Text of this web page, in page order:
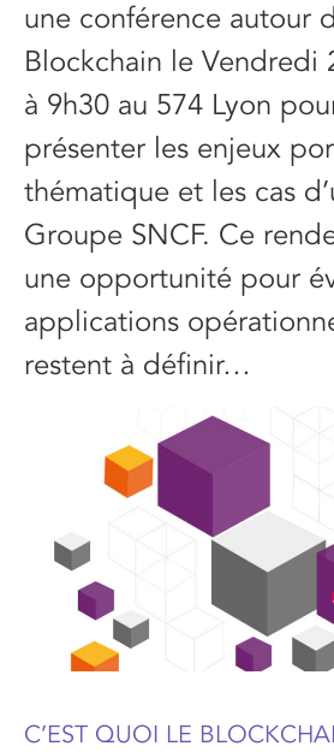
une conférence autour
Blockchain le Vendredi
à 9h30 au 574 Lyon
présenter les enjeux
thématique et les cas
Groupe SNCF. Ce
une opportunité pour
applications
restent à déﬁnir…
C’EST QUOI LE